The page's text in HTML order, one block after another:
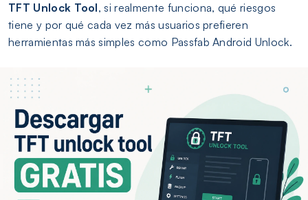
TFT Unlock Tool, si realmente funciona, qué riesgos
tiene y por qué cada vez más usuarios prefieren
herramientas más simples como Passfab Android Unlock.